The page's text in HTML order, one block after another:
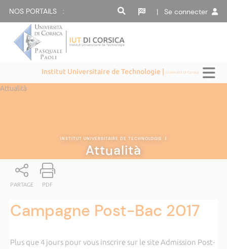
NOS PORTAILS : | Se connecter
Institut Universitaire de Technologie |Università di Corsica
Attualità
INSTITUT UNIVERSITAIRE DE TECHNOLOGIE |
Attualità
PARTAGE PDF
Campagne Post-Bac 2017
Plus que 4 jours pour vous inscrire sur le site Admission Post-